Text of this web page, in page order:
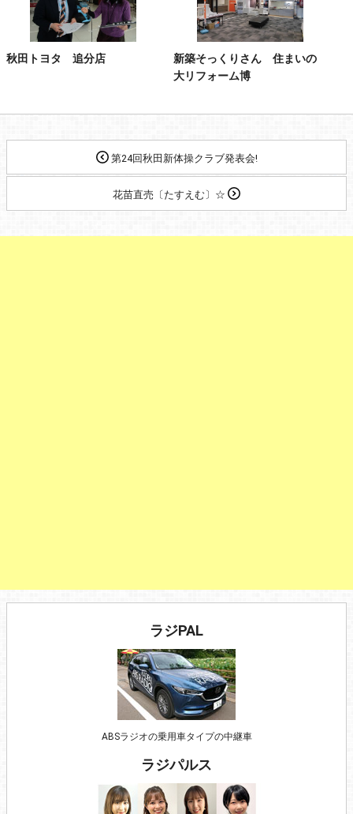
秋田トヨタ 追分店
新築そっくりさん 住まいの
大リフォーム博
第24回秋田新体操クラブ発表会!
花苗直売〔たすえむ〕☆
ラジPAL
ABSラジオの乗用車タイプの中継車
ラジパルス